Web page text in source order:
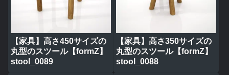
【家具】高さ450サイズの
丸型のスツール【formZ】
stool_0089
【家具】高さ350サイズの
丸型のスツール【formZ】
stool_0088